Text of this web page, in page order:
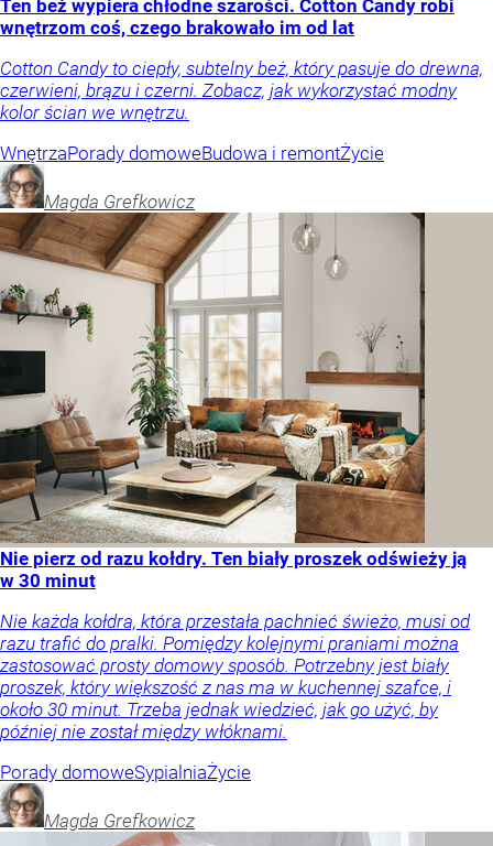
Ten beż wypiera chłodne szarości. Cotton Candy robi
wnętrzom coś, czego brakowało im od lat
Cotton Candy to ciepły, subtelny beż, który pasuje do drewna,
czerwieni, brązu i czerni. Zobacz, jak wykorzystać modny
kolor ścian we wnętrzu.
WnętrzaPorady domoweBudowa i remontŻycie
Magda Grefkowicz
Nie pierz od razu kołdry. Ten biały proszek odświeży ją
w 30 minut
Nie każda kołdra, która przestała pachnieć świeżo, musi od
razu trafić do pralki. Pomiędzy kolejnymi praniami można
zastosować prosty domowy sposób. Potrzebny jest biały
proszek, który większość z nas ma w kuchennej szafce, i
około 30 minut. Trzeba jednak wiedzieć, jak go użyć, by
później nie został między włóknami.
Porady domoweSypialniaŻycie
Magda Grefkowicz